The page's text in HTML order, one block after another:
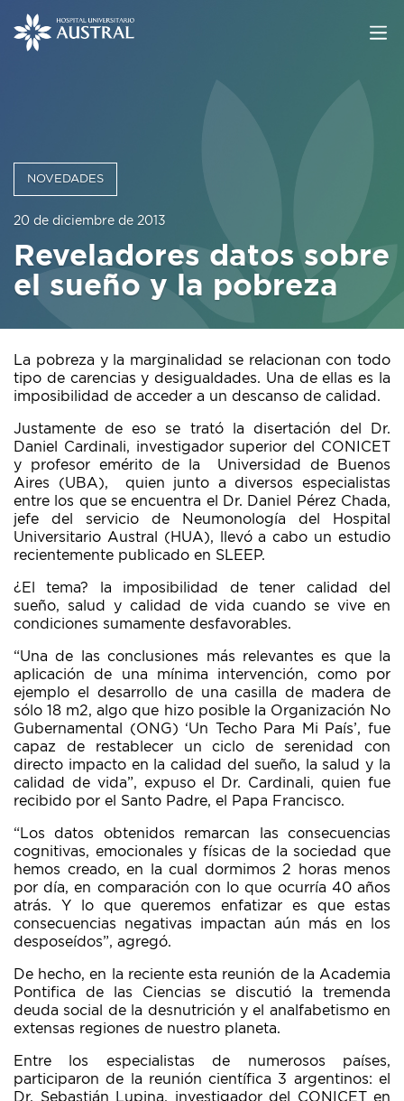
NOVEDADES
20 de diciembre de 2013
Reveladores datos sobre
el sueño y la pobreza
La pobreza y la marginalidad se relacionan con todo
tipo de carencias y desigualdades. Una de ellas es la
imposibilidad de acceder a un descanso de calidad.
Justamente de eso se trató la disertación del Dr.
Daniel Cardinali, investigador superior del CONICET
y profesor emérito de la Universidad de Buenos
Aires (UBA), quien junto a diversos especialistas
entre los que se encuentra el Dr. Daniel Pérez Chada,
jefe del servicio de Neumonología del Hospital
Universitario Austral (HUA), llevó a cabo un estudio
recientemente publicado en SLEEP.
¿El tema? la imposibilidad de tener calidad del
sueño, salud y calidad de vida cuando se vive en
condiciones sumamente desfavorables.
“Una de las conclusiones más relevantes es que la
aplicación de una mínima intervención, como por
ejemplo el desarrollo de una casilla de madera de
sólo 18 m2, algo que hizo posible la Organización No
Gubernamental (ONG) ‘Un Techo Para Mi País’, fue
capaz de restablecer un ciclo de serenidad con
directo impacto en la calidad del sueño, la salud y la
calidad de vida”, expuso el Dr. Cardinali, quien fue
recibido por el Santo Padre, el Papa Francisco.
“Los datos obtenidos remarcan las consecuencias
cognitivas, emocionales y físicas de la sociedad que
hemos creado, en la cual dormimos 2 horas menos
por día, en comparación con lo que ocurría 40 años
atrás. Y lo que queremos enfatizar es que estas
consecuencias negativas impactan aún más en los
desposeídos”, agregó.
De hecho, en la reciente esta reunión de la Academia
Pontifica de las Ciencias se discutió la tremenda
deuda social de la desnutrición y el analfabetismo en
extensas regiones de nuestro planeta.
Entre los especialistas de numerosos países,
participaron de la reunión científica 3 argentinos: el
Dr. Sebastián Lupina, investigador del CONICET en